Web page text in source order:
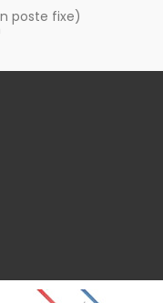
poste fixe)